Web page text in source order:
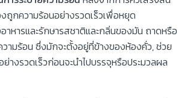
กความร้อนอย่างรวดเร็วเพื่อหยุด
าหารและรักษารสชาติและกลิ่นของมัน ถาดหรือ
วามร้อน ซึ่งมักจะตั้งอยู่ที่ข้างของห้องคั่ว, ช่วย
งรวดเร็วก่อนจะนำไปบรรจุหรือประมวลผล